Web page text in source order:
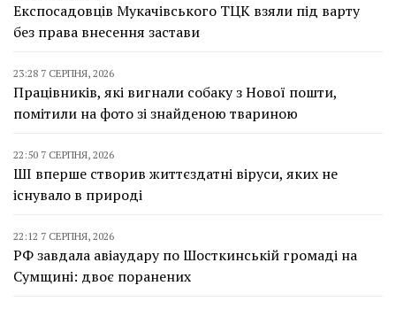
Експосадовців Мукачівського ТЦК взяли під варту
без права внесення застави
23:28 7 СЕРПНЯ, 2026
Працівників, які вигнали собаку з Нової пошти,
помітили на фото зі знайденою твариною
22:50 7 СЕРПНЯ, 2026
ШІ вперше створив життєздатні віруси, яких не
існувало в природі
22:12 7 СЕРПНЯ, 2026
РФ завдала авіаудару по Шосткинській громаді на
Сумщині: двоє поранених